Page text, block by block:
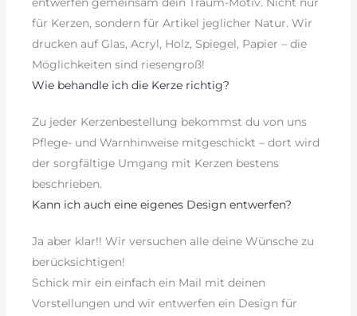
für Kerzen, sondern für Artikel jeglicher Natur. Wir
drucken auf Glas, Acryl, Holz, Spiegel, Papier – die
Möglichkeiten sind riesengroß!
Wie behandle ich die Kerze richtig?
Zu jeder Kerzenbestellung bekommst du von uns
Pflege- und Warnhinweise mitgeschickt – dort wird
der sorgfältige Umgang mit Kerzen bestens
beschrieben.
Kann ich auch eine eigenes Design entwerfen?
Ja aber klar!! Wir versuchen alle deine Wünsche zu
berücksichtigen!
Schick mir ein einfach ein Mail mit deinen
Vorstellungen und wir entwerfen ein Design für